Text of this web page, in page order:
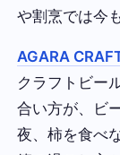
や割烹では今
AGARA
クラフトビー
合い方が、ビ
夜、柿を食べ